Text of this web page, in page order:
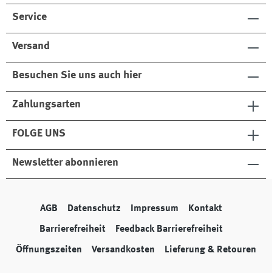
Service
Versand
Besuchen Sie uns auch hier
Zahlungsarten
FOLGE UNS
Newsletter abonnieren
AGB Datenschutz Impressum Kontakt
Barrierefreiheit Feedback Barrierefreiheit
Öffnungszeiten Versandkosten Lieferung & Retouren